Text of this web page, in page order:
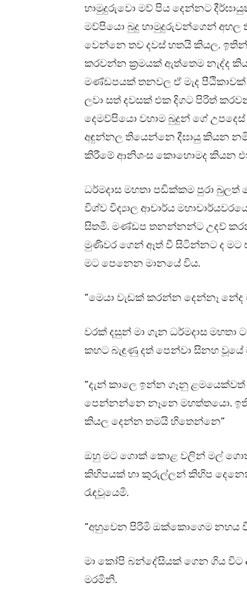
හාමුදුරුවො මව් පිය දෙන්නට දීර්ඝායුෂ
මව්පියො බුදු හාමුදුරුවන්ගෙන්
වෙන්නෙ තව දවස් හතයි කියල.
කරවන්න ක්‍රමයක් ඇත්තෙම නැද්ද
මණ්ඩපයක් තනවල ඒ මැද
ලවා සත් දවසක් එක දිගට පිරිත්
දෙමව්පියො වහාම බුදුන් ගේ
අඳුන්නල තියෙන්නෙ දීඝායු කියන
කිරීමේ ආනිශංස කොහොමද කියන
ධර්මදාස මහතා පඩික්කම පුරා
විශ්ව විද්‍යාල ආචාර්ය
සිතමි. මණ්ඩප තනන්නන්ට උදව්
මුණිවර ගෙන් ඈත් වී සිටින්නට ද මට
මට පෙනෙන මානයේ විය.
“මෙයා වැඩක් කරන්න දෙන්නෑ
වරක් දසුන් මා ගැන ධර්මදාස
කහට බැඳුණු දත් පෙන්වා සිනහ
“දැන් කාලෙ ඉන්න ගෑනු
පෙන්නන්නෙ නෑනෙ මහත්තයො.
කියල දෙන්න තමයි හිතෙන්නෙ”
ඔහු මට ගොක් කොළ වලින් මල්
කිහිපයක් හා කුරුල්ලන් කිහිප
රැඳවූයෙමි.
“අහුවෙන පිරිමි ඔක්කොගෙම නහය
මා කෝපි බන්දේසියක් ගෙන ගිය විට
මරමිනි.